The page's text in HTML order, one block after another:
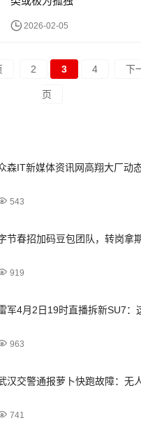
2026-02-05
2 3 4 下
页
森IT新媒体资讯网高翔大厂动
543
节春招加码豆包团队，转岗拿
919
军4月2日19时直播拆新SU7：
963
汉交警通报萝卜快跑故障：无
741